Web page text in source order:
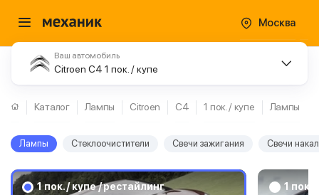
Москва
Ваш автомобиль
Citroen C4 1 пок. / купе
Каталог Лампы Citroen C4 1 пок. / купе Лампы
Лампы Стеклоочистители Свечи зажигания Свечи
1 пок. / купе / рестайлинг 1 пок.